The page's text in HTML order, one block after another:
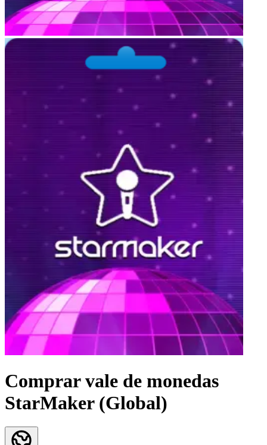
Comprar vale de monedas
StarMaker (Global)